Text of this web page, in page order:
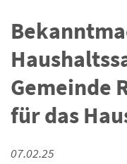
Gemeinde
für das
07.02.25